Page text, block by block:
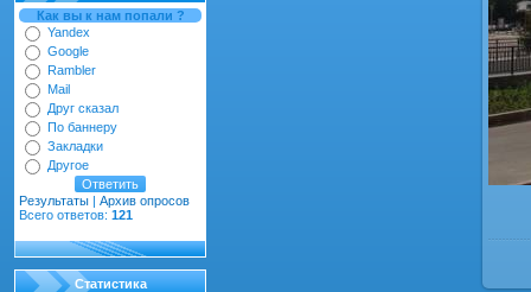
Как вы к нам попали ?
Yandex
Google
Rambler
Mail
Друг сказал
По баннеру
Закладки
Другое
Результаты | Архив опросов
Всего ответов: 121
Статистика